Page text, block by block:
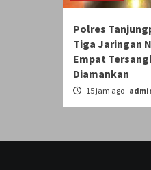
Polres
Tiga Jaringan
Empat
Diamankan
15 jam ago